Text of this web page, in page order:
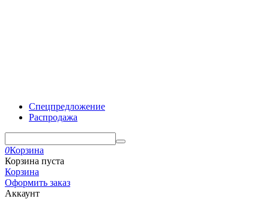
Спецпредложение
Распродажа
0Корзина
Корзина пуста
Корзина
Оформить заказ
Аккаунт